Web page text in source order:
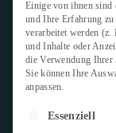
Einige von ihnen sind
und Ihre Erfahrung zu
verarbeitet werden
und Inhalte oder
die Verwendung Ihrer
Sie können Ihre
anpassen.
Es folgt eine
Essenziell